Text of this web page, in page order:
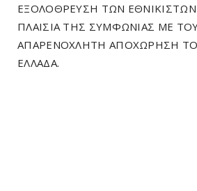
ΕΞΟΛΟΘΡΕΥΣΗ ΤΩΝ
ΠΛΑΙΣΙΑ ΤΗΣ ΣΥΜΦΩΝΙΑΣ ΜΕ
ΑΠΑΡΕΝΟΧΛΗΤΗ ΑΠΟΧΩΡΗΣΗ
ΕΛΛΑΔΑ.